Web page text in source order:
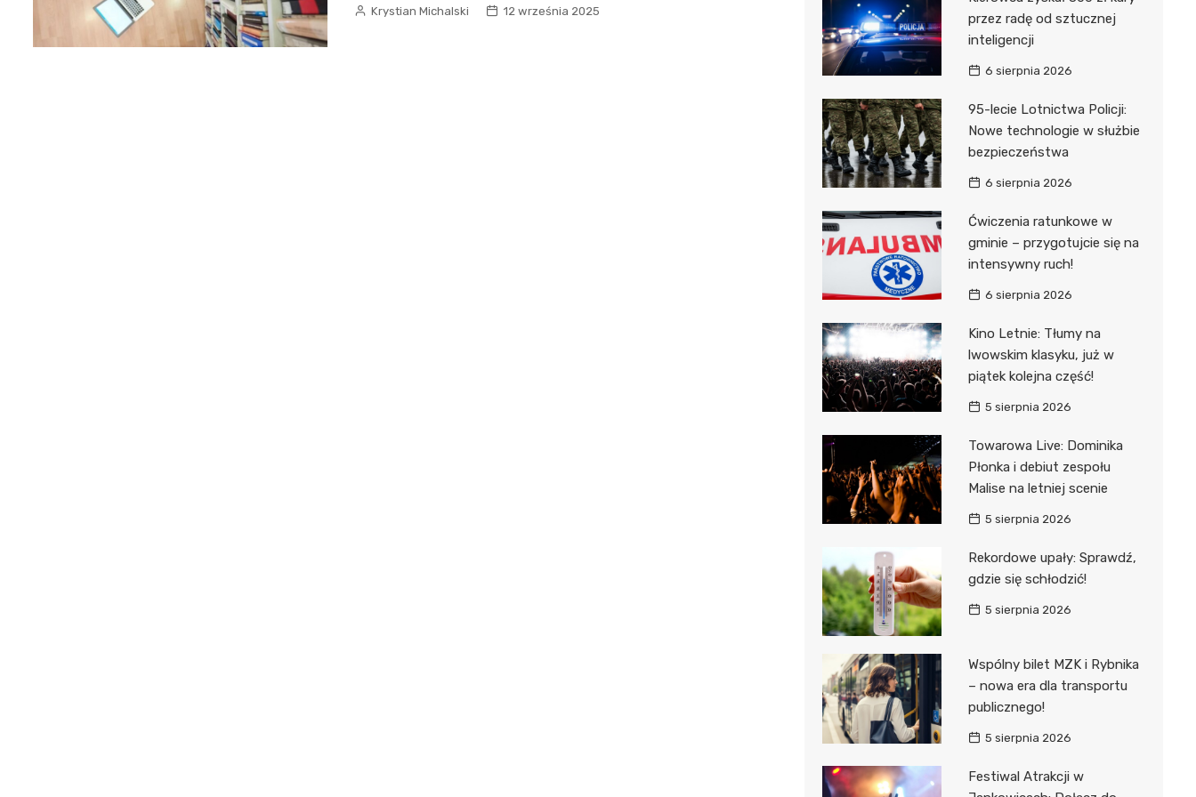
Krystian Michalski 12 września 2025
przez radę od sztucznej
inteligencji
6 sierpnia 2026
95-lecie Lotnictwa Policji:
Nowe technologie w służbie
bezpieczeństwa
6 sierpnia 2026
Ćwiczenia ratunkowe w
gminie – przygotujcie się na
intensywny ruch!
6 sierpnia 2026
Kino Letnie: Tłumy na
lwowskim klasyku, już w
piątek kolejna część!
5 sierpnia 2026
Towarowa Live: Dominika
Płonka i debiut zespołu
Malise na letniej scenie
5 sierpnia 2026
Rekordowe upały: Sprawdź,
gdzie się schłodzić!
5 sierpnia 2026
Wspólny bilet MZK i Rybnika
– nowa era dla transportu
publicznego!
5 sierpnia 2026
Festiwal Atrakcji w